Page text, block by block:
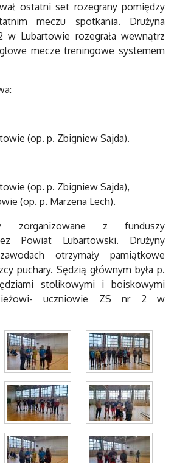
ostatni set rozegrany pomiędzy
meczu spotkania. Drużyna
Lubartowie rozegrała wewnątrz
mecze treningowe systemem
(op. p. Zbigniew Sajda).
(op. p. Zbigniew Sajda),
(op. p. Marzena Lech).
zorganizowane z funduszy
Powiat Lubartowski. Drużyny
otrzymały pamiątkowe
puchary. Sędzią głównym była p.
stolikowymi i boiskowymi
uczniowie ZS nr 2 w